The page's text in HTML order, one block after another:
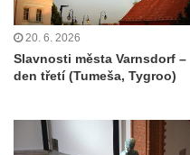
20. 6. 2026
Slavnosti města Varnsdorf –
den třetí (Tumeša, Tygroo)